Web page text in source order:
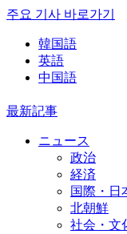
주요 기사 바로가기
韓国語
英語
中国語
最新記事
ニュース
政治
経済
国際・日
北朝鮮
社会・文